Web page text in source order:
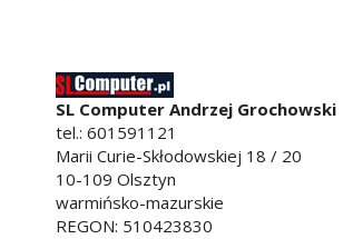
SL Computer Andrzej Grochowski
tel.: 601591121
Marii Curie-Skłodowskiej 18 / 20
10-109 Olsztyn
warmińsko-mazurskie
REGON: 510423830